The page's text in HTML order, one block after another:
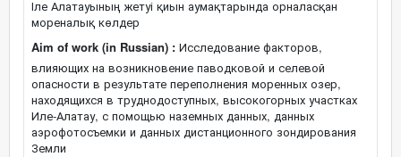
Іле Алатауының жетуі қиын аумақтарында орналасқан
мореналық көлдер
Aim of work (in Russian) : Исследование факторов,
влияющих на возникновение паводковой и селевой
опасности в результате переполнения моренных озер,
находящихся в труднодоступных, высокогорных участках
Иле-Алатау, с помощью наземных данных, данных
аэрофотосъемки и данных дистанционного зондирования
Земли